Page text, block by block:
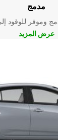
مدمج
وموفر للوقود
عرض المزيد